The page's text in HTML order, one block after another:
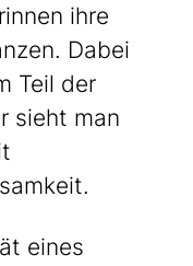
ihre
Dabei
Teil der
sieht man
eines